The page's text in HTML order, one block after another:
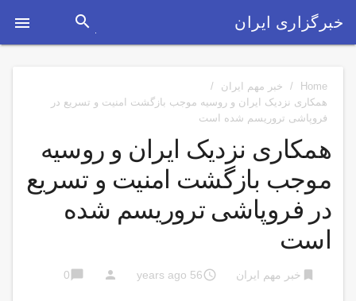
 خبرگزاری ایران search
Home
/ خبر مهم ایران
/
همکاری نزدیک ایران و روسیه موجب بازگشت امنیت و تسریع در
فروپاشی تروریسم شده است
همکاری نزدیک ایران و روسیه
موجب بازگشت امنیت و تسریع
در فروپاشی تروریسم شده
است
bookmark خبر مهم ایران access_time
56 years ago
person
chat_bubble
0